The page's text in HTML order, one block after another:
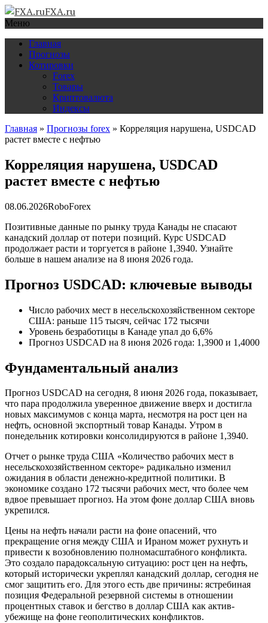
FXA.ru
Меню
Главная
Прогнозы
Котировки
Forex
Товары
Криптовалюта
Индексы
Главная » Прогнозы forex » Корреляция нарушена, USDCAD
растет вместе с нефтью
Корреляция нарушена, USDCAD
растет вместе с нефтью
08.06.2026RoboForex
Позитивные данные по рынку труда Канады не спасают
канадский доллар от потери позиций. Курс USDCAD
продолжает расти и торгуется в районе 1,3940. Узнайте
больше в нашем анализе на 8 июня 2026 года.
Прогноз USDCAD: ключевые выводы
Число рабочих мест в несельскохозяйственном секторе
США: раньше 115 тысяч, сейчас 172 тысячи
Уровень безработицы в Канаде упал до 6,6%
Прогноз USDCAD на 8 июня 2026 года: 1,3900 и 1,4000
Фундаментальный анализ
Прогноз USDCAD на сегодня, 8 июня 2026 года, показывает,
что пара продолжила уверенное движение вверх и достигла
новых максимумов с конца марта, несмотря на рост цен на
нефть, основной экспортный товар Канады. Утром в
понедельник котировки консолидируются в районе 1,3940.
Отчет о рынке труда США «Количество рабочих мест в
несельскохозяйственном секторе» радикально изменил
ожидания в области денежно-кредитной политики. В
экономике создано 172 тысячи рабочих мест, что более чем
вдвое превышает прогноз. На этом фоне доллар США вновь
укрепился.
Цены на нефть начали расти на фоне опасений, что
прекращение огня между США и Ираном может рухнуть и
привести к возобновлению полномасштабного конфликта.
Это создало парадоксальную ситуацию: рост цен на нефть,
который исторически укреплял канадский доллар, сегодня не
смог защитить его. Для этого есть две причины: ястребиная
позиция Федеральной резервной системы в отношении
процентных ставок и бегство в доллар США как актив-
убежище на фоне геополитических конфликтов.